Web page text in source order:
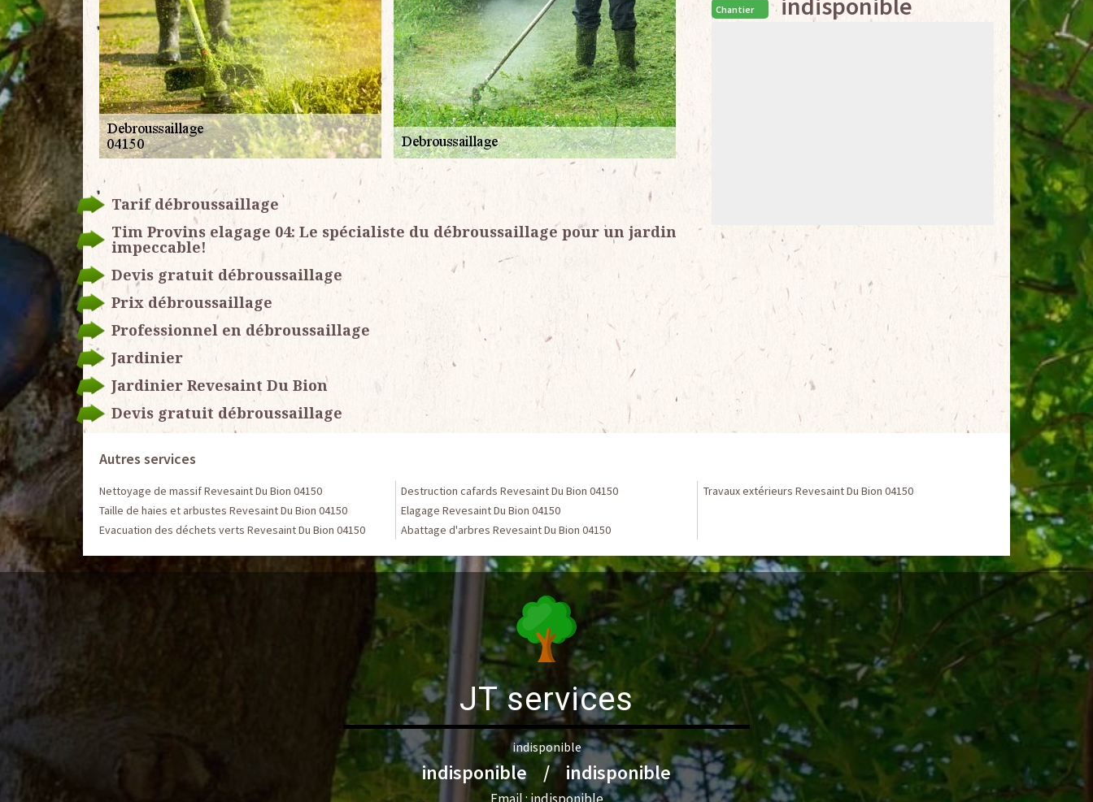
Tarif débroussaillage
Tim Provins elagage 04: Le spécialiste du débroussaillage pour un jardin
impeccable!
Devis gratuit débroussaillage
Prix débroussaillage
Professionnel en débroussaillage
Jardinier
Jardinier Revesaint Du Bion
Devis gratuit débroussaillage
Chantier
Autres services
Nettoyage de massif Revesaint Du Bion 04150
Taille de haies et arbustes Revesaint Du Bion 04150
Evacuation des déchets verts Revesaint Du Bion 04150
Destruction cafards Revesaint Du Bion 04150
Elagage Revesaint Du Bion 04150
Abattage d'arbres Revesaint Du Bion 04150
Travaux extérieurs Revesaint Du Bion 04150
JT services
indisponible
indisponible / indisponible